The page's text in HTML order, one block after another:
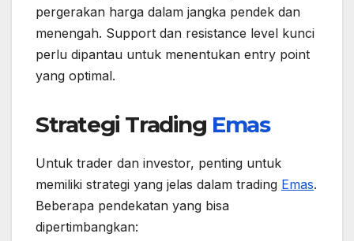
pergerakan harga dalam jangka pendek dan
menengah. Support dan resistance level kunci
perlu dipantau untuk menentukan entry point
yang optimal.
Strategi Trading Emas
Untuk trader dan investor, penting untuk
memiliki strategi yang jelas dalam trading Emas.
Beberapa pendekatan yang bisa
dipertimbangkan: